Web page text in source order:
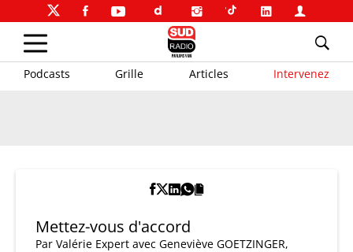
Podcasts Grille Articles Intervenez
Mettez-vous d'accord
Par Valérie Expert avec Geneviève GOETZINGER,